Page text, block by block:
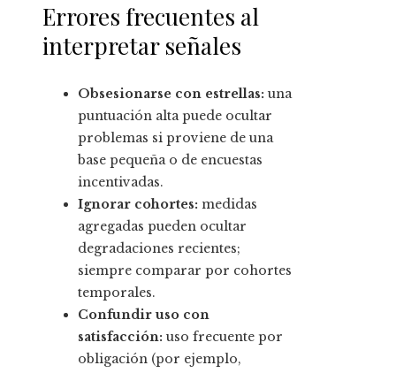
Errores frecuentes al
interpretar señales
Obsesionarse con estrellas: una
puntuación alta puede ocultar
problemas si proviene de una
base pequeña o de encuestas
incentivadas.
Ignorar cohortes: medidas
agregadas pueden ocultar
degradaciones recientes;
siempre comparar por cohortes
temporales.
Confundir uso con
satisfacción: uso frecuente por
obligación (por ejemplo,